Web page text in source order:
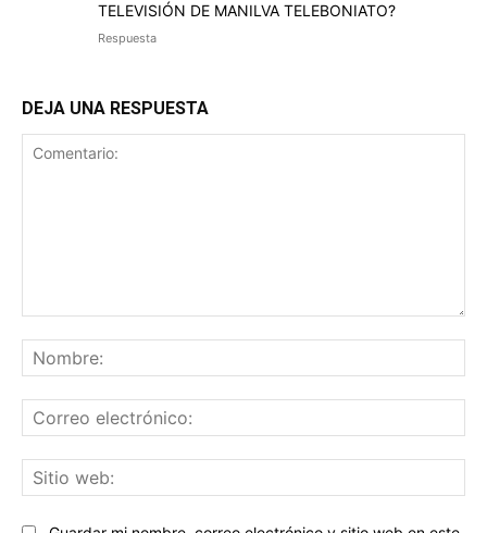
TELEVISIÓN DE MANILVA TELEBONIATO?
Respuesta
DEJA UNA RESPUESTA